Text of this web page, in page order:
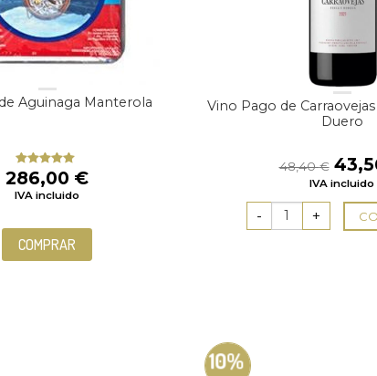
Aguinaga Manterola
Valorado
con5.00de
5
286,00 €
IVA incluido
COMPRAR
Vino Pago de
Duero
48,40€ El
era:
IVA incluido
10%